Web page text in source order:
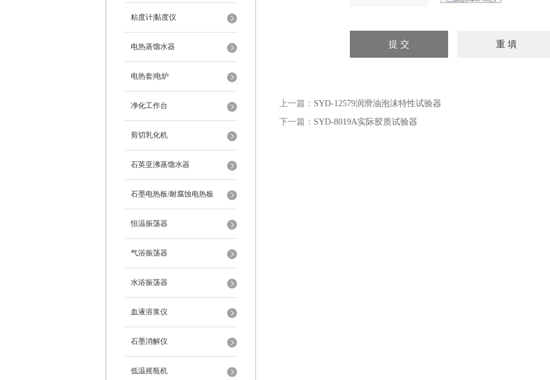
粘度计|黏度仪
电热蒸馏水器
电热套|电炉
净化工作台
剪切乳化机
石英亚沸蒸馏水器
石墨电热板/耐腐蚀电热板
恒温振荡器
气浴振荡器
水浴振荡器
血液溶浆仪
石墨消解仪
低温摇瓶机
上一篇： SYD-12579润滑油泡沫特性试验器
下一篇： SYD-8019A实际胶质试验器